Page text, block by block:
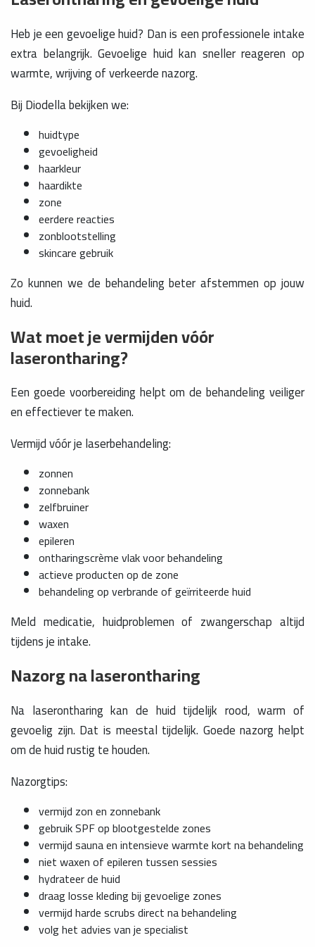
Heb je een gevoelige huid? Dan is een professionele intake
extra belangrijk. Gevoelige huid kan sneller reageren op
warmte, wrijving of verkeerde nazorg.
Bij Diodella bekijken we:
huidtype
gevoeligheid
haarkleur
haardikte
zone
eerdere reacties
zonblootstelling
skincare gebruik
Zo kunnen we de behandeling beter afstemmen op jouw
huid.
Wat moet je vermijden vóór
laserontharing?
Een goede voorbereiding helpt om de behandeling veiliger
en effectiever te maken.
Vermijd vóór je laserbehandeling:
zonnen
zonnebank
zelfbruiner
waxen
epileren
ontharingscrème vlak voor behandeling
actieve producten op de zone
behandeling op verbrande of geïrriteerde huid
Meld medicatie, huidproblemen of zwangerschap altijd
tijdens je intake.
Nazorg na laserontharing
Na laserontharing kan de huid tijdelijk rood, warm of
gevoelig zijn. Dat is meestal tijdelijk. Goede nazorg helpt
om de huid rustig te houden.
Nazorgtips:
vermijd zon en zonnebank
gebruik SPF op blootgestelde zones
vermijd sauna en intensieve warmte kort na behandeling
niet waxen of epileren tussen sessies
hydrateer de huid
draag losse kleding bij gevoelige zones
vermijd harde scrubs direct na behandeling
volg het advies van je specialist